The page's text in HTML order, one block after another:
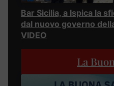
Bar Sicilia, a Ispica la
dal nuovo governo
VIDEO
La